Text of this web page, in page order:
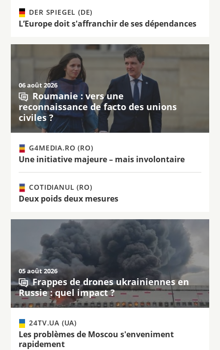
DER SPIEGEL (DE)
L’Europe doit s'affranchir de ses dépendances
06 août 2026
Roumanie : vers une
reconnaissance de facto des unions
civiles ?
G4MEDIA.RO (RO)
Une initiative majeure – mais involontaire
COTIDIANUL (RO)
Deux poids deux mesures
05 août 2026
Frappes de drones ukrainiennes en
Russie : quel impact ?
24TV.UA (UA)
Les problèmes de Moscou s'enveniment
rapidement